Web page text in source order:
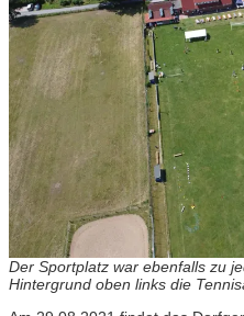
Der Sportplatz war ebenfalls zu
Hintergrund oben links die